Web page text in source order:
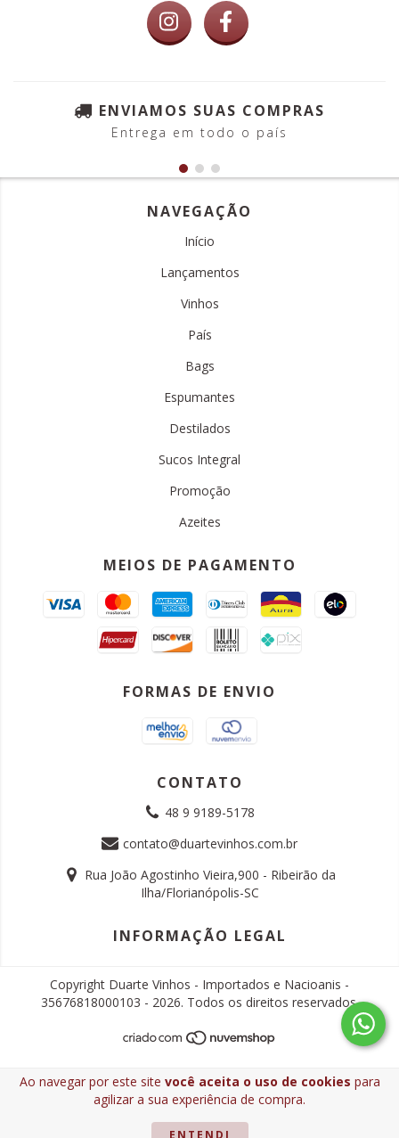
Ao navegar por este site você aceita o uso de cookies para
agilizar a sua experiência de compra.
ENTENDI
ENVIAMOS SUAS COMPRAS
Entrega em todo o país
NAVEGAÇÃO
Início
Lançamentos
Vinhos
País
Bags
Espumantes
Destilados
Sucos Integral
Promoção
Azeites
MEIOS DE PAGAMENTO
FORMAS DE ENVIO
CONTATO
48 9 9189-5178
contato@duartevinhos.com.br
Rua João Agostinho Vieira,900 - Ribeirão da
Ilha/Florianópolis-SC
INFORMAÇÃO LEGAL
Copyright Duarte Vinhos - Importados e Nacioanis -
35676818000103 - 2026. Todos os direitos reservados.